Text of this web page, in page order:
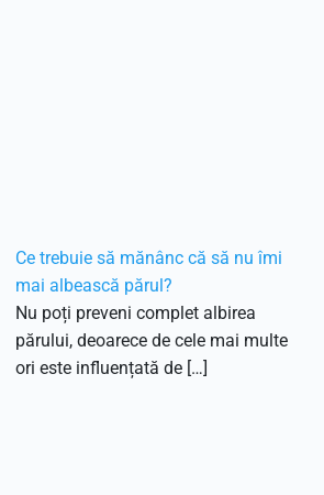
Ce trebuie să mănânc că să nu îmi
mai albească părul?
Nu poți preveni complet albirea
părului, deoarece de cele mai multe
ori este influențată de […]